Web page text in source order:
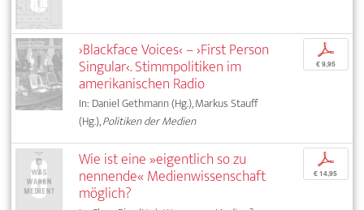
›Blackface Voices‹ – ›First Person
Singular‹. Stimmpolitiken im
amerikanischen Radio
In: Daniel Gethmann (Hg.), Markus Stauff
(Hg.),Politiken der Medien
p
€ 9,95
Wie ist eine »eigentlich so zu
nennende« Medienwissenschaft
möglich?
p
€ 14,95